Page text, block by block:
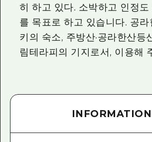
관광 안내 책자
히 하고 있다. 소박하고 인정
를 목표로 하고 있습니다. 공
키의 숙소, 주방산·공라한산등
림테라피의 기지로서, 이용해
INFORMATION